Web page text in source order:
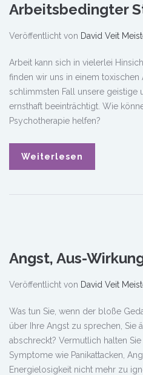
Arbeitsbedingter
Veröffentlicht von David Veit
Arbeit kann sich in vielerlei
finden wir uns in einem
schlimmsten Fall unsere geistige
ernsthaft beeinträchtigt. Wie
Psychotherapie helfen?
Weiterlesen
Angst, Aus-
Veröffentlicht von David Veit
Was tun Sie, wenn der bloße
über Ihre Angst zu sprechen, Sie
abschreckt? Vermutlich halten
Symptome wie Panikattacken,
Energielosigkeit nicht mehr zu